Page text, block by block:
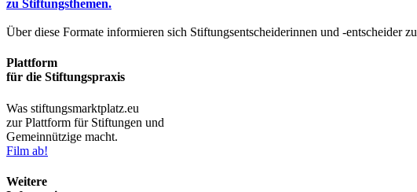
zu Stiftungsthemen.
Über diese Formate informieren sich Stiftungsentscheiderinnen und -entscheider zu
Plattform
für die Stiftungspraxis
Was stiftungsmarktplatz.eu
zur Plattform für Stiftungen und
Gemeinnützige macht.
Film ab!
Weitere